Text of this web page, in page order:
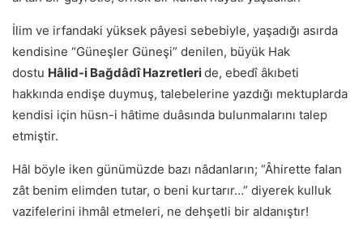
İlim ve irfandaki yüksek pâyesi sebebiyle, yaşadığı asırda
kendisine “Güneşler Güneşi” denilen, büyük Hak
dostu Hâlid-i Bağdâdî Hazretleride, ebedî âkıbeti
hakkında endişe duymuş, talebelerine yazdığı mektuplarda
kendisi için hüsn-i hâtime duâsında bulunmalarını talep
etmiştir.
Hâl böyle iken günümüzde bazı nâdanların; “Âhirette falan
zât benim elimden tutar, o beni kurtarır…” diyerek kulluk
vazifelerini ihmâl etmeleri, ne dehşetli bir aldanıştır!